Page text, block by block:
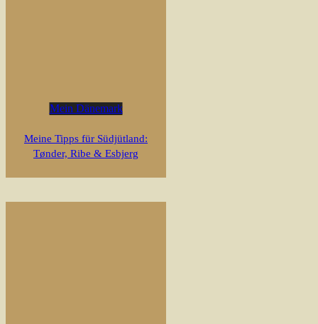
Mein Dänemark
Meine Tipps für Südjütland:
Tønder, Ribe & Esbjerg